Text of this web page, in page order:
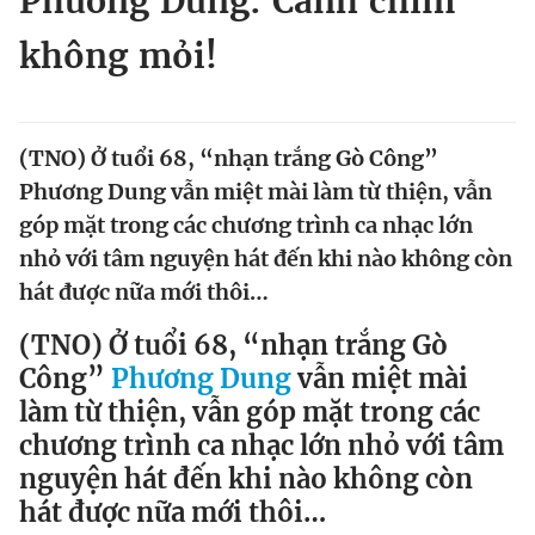
Chào ngày mới
Tin thị trường Tin 360
Video Magazine
Tiện ích Bạn cần biết
Thông tin tòa soạn Liên hệ quảng cáo
Tin đã xem
không mỏi!
(TNO) Ở tuổi 68, “nhạn trắng Gò Công”
Phương Dung vẫn miệt mài làm từ thiện, vẫn
góp mặt trong các chương trình ca nhạc lớn
nhỏ với tâm nguyện hát đến khi nào không còn
hát được nữa mới thôi…
(TNO) Ở tuổi 68, “nhạn trắng Gò
Công” Phương Dungvẫn miệt mài
làm từ thiện, vẫn góp mặt trong các
chương trình ca nhạc lớn nhỏ với tâm
nguyện hát đến khi nào không còn
hát được nữa mới thôi…